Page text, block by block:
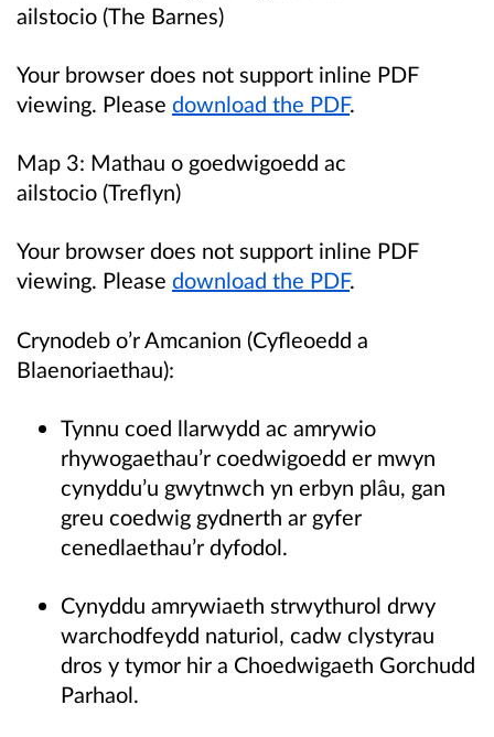
ailstocio (The Barnes)
Your browser does not support inline PDF
viewing. Please download the PDF.
Map 3: Mathau o goedwigoedd ac
ailstocio (Treflyn)
Your browser does not support inline PDF
viewing. Please download the PDF.
Crynodeb o’r Amcanion (Cyfleoedd a
Blaenoriaethau):
Tynnu coed llarwydd ac amrywio
rhywogaethau’r coedwigoedd er mwyn
cynyddu’u gwytnwch yn erbyn plâu, gan
greu coedwig gydnerth ar gyfer
cenedlaethau’r dyfodol.
Cynyddu amrywiaeth strwythurol drwy
warchodfeydd naturiol, cadw clystyrau
dros y tymor hir a Choedwigaeth Gorchudd
Parhaol.